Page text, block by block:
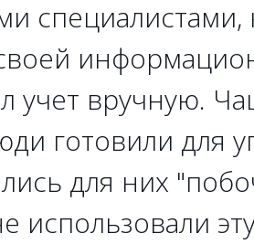
учет вручную.
готовили для
для них
использовали